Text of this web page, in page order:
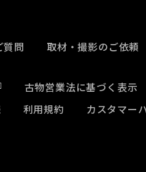
質問 取材・撮影のご依頼
古物営業法に基づく表示
利用規約 カスタマー